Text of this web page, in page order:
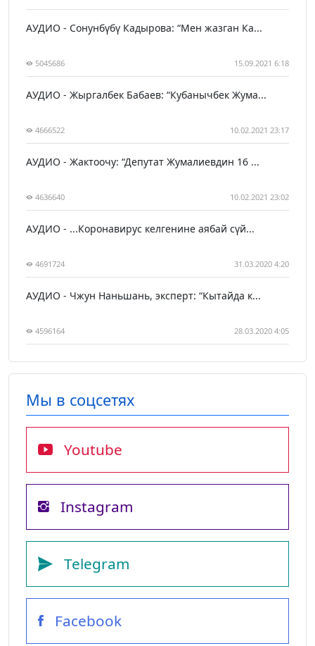
АУДИО - Сонунбүбү Кадырова: “Мен жазган Ка...
5045686 15.09.2021 6:18
АУДИО - Жыргалбек Бабаев: “Кубанычбек Жума...
4666522 10.02.2021 23:17
АУДИО - Жактоочу: “Депутат Жумалиевдин 16 ...
4636640 10.02.2021 23:02
АУДИО - ...Коронавирус келгенине аябай сүй...
4691724 31.03.2020 4:20
АУДИО - Чжун Наньшань, эксперт: “Кытайда к...
4596164 28.03.2020 4:05
Мы в соцсетях
Youtube
Instagram
Telegram
Facebook